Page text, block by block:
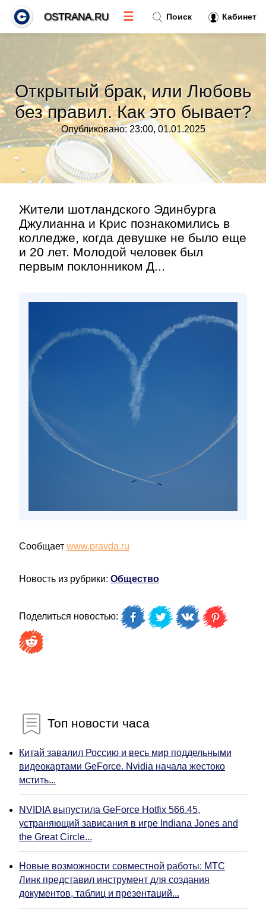
Открытый брак, или Любовь
без правил. Как это бывает?
Опубликовано: 23:00, 01.01.2025
Жители шотландского Эдинбурга
Джулианна и Крис познакомились в
колледже, когда девушке не было еще
и 20 лет. Молодой человек был
первым поклонником Д...
Сообщает www.pravda.ru
Новость из рубрики: Общество
Поделиться новостью:
Топ новости часа
Китай завалил Россию и весь мир поддельными
видеокартами GeForce. Nvidia начала жестоко
мстить...
NVIDIA выпустила GeForce Hotfix 566.45,
устраняющий зависания в игре Indiana Jones and
the Great Circle...
Новые возможности совместной работы: МТС
Линк представил инструмент для создания
документов, таблиц и презентаций...
Поиск Кабинет
OSTRANA.RU ☰
Тренды новостей »
Рубрики»
Правила»
Контакт»